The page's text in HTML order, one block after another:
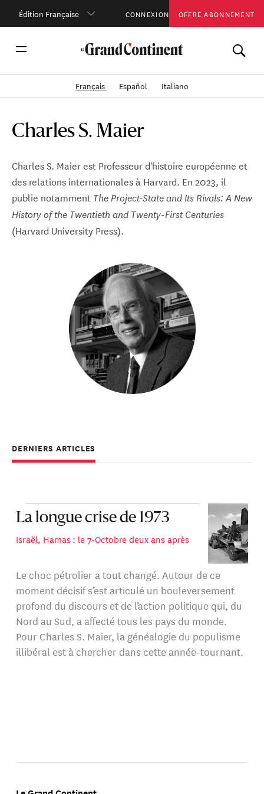
Édition Française CONNEXION OFFRE ABONNEMENT
Français Español Italiano
Charles S. Maier
Charles S. Maier est Professeur d'histoire européenne et
des relations internationales à Harvard. En 2023, il
publie notamment The Project-State and Its Rivals: A New
History of the Twentieth and Twenty-First Centuries
(Harvard University Press).
DERNIERS ARTICLES
La longue crise de 1973
Israël, Hamas : le 7-Octobre deux ans après
Le choc pétrolier a tout changé. Autour de ce
moment décisif s’est articulé un bouleversement
profond du discours et de l’action politique qui, du
Nord au Sud, a affecté tous les pays du monde.
Pour Charles S. Maier, la généalogie du populisme
illibéral est à chercher dans cette année-tournant.